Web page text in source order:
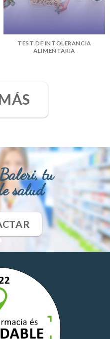
TEST DE INTOLERANCIA
ALIMENTARIA
tu
salud